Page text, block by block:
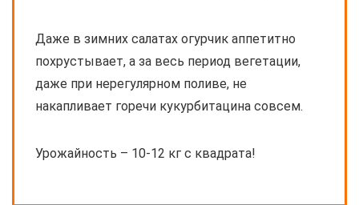
Даже в зимних салатах огурчик аппетитно
похрустывает, а за весь период вегетации,
даже при нерегулярном поливе, не
накапливает горечи кукурбитацина совсем.
Урожайность – 10-12 кг с квадрата!